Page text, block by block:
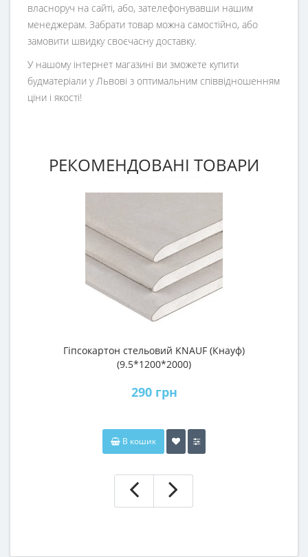
власноруч на сайті, або, зателефонувавши нашим
менеджерам. Забрати товар можна самостійно, або
замовити швидку своєчасну доставку.
У нашому інтернет магазині ви зможете купити
будматеріали у Львові з оптимальним співвідношенням
ціни і якості!
РЕКОМЕНДОВАНІ ТОВАРИ
Гіпсокартон стельовий KNAUF (Кнауф)
(9.5*1200*2000)
290 грн
В кошик